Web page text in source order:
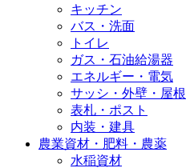
キッチン
バス・洗面
トイレ
ガス・石油給湯器
エネルギー・電気
サッシ・外壁・屋根
表札・ポスト
内装・建具
農業資材・肥料・農薬
水稲資材